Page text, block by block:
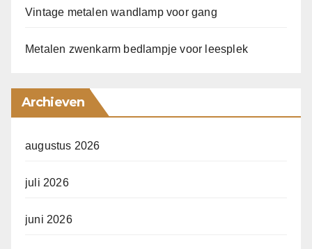
Vintage metalen wandlamp voor gang
Metalen zwenkarm bedlampje voor leesplek
Archieven
augustus 2026
juli 2026
juni 2026